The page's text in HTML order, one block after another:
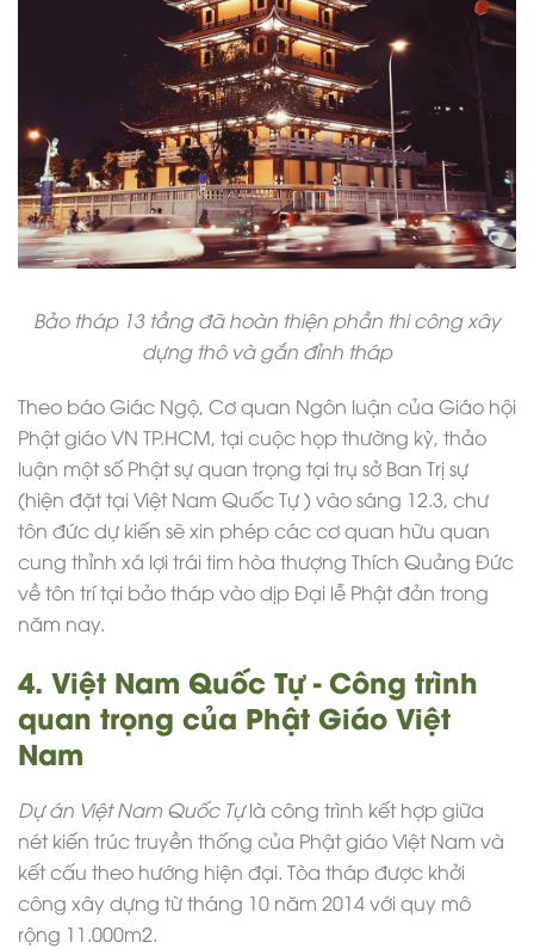
Bảo tháp 13 tầng đã hoàn thiện phần thi công xây
dựng thô và gắn đỉnh tháp
Theo báo Giác Ngộ, Cơ quan Ngôn luận của Giáo hội
Phật giáo VN TP.HCM, tại cuộc họp thường kỳ, thảo
luận một số Phật sự quan trọng tại trụ sở Ban Trị sự
(hiện đặt tại Việt Nam Quốc Tự ) vào sáng 12.3, chư
tôn đức dự kiến sẽ xin phép các cơ quan hữu quan
cung thỉnh xá lợi trái tim hòa thượng Thích Quảng Đức
về tôn trí tại bảo tháp vào dịp Đại lễ Phật đản trong
năm nay.
4. Việt Nam Quốc Tự - Công trình
quan trọng của Phật Giáo Việt
Nam
Dự án Việt Nam Quốc Tựlà công trình kết hợp giữa
nétkiến trúc truyền thống của Phật giáo Việt Nam và
kết cấu theo hướng hiện đại. Tòa tháp được khởi
công xây dựng từ tháng 10 năm 2014 với quy mô
rộng 11.000m2.